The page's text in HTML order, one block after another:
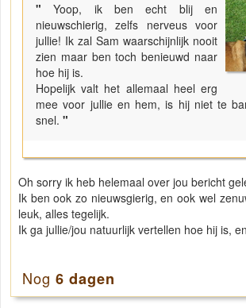
"Yoop, ik ben echt blij en
nieuwschierig, zelfs nerveus voor
jullie! Ik zal Sam waarschijnlijk nooit
zien maar ben toch benieuwd naar
hoe hij is.
Hopelijk valt het allemaal heel erg
mee voor jullie en hem, is hij niet te
snel. "
Oh sorry ik heb helemaal over jou bericht
Ik ben ook zo nieuwsgierig, en ook wel
leuk, alles tegelijk.
Ik ga jullie/jou natuurlijk vertellen hoe hij is,
Nog 6 dagen